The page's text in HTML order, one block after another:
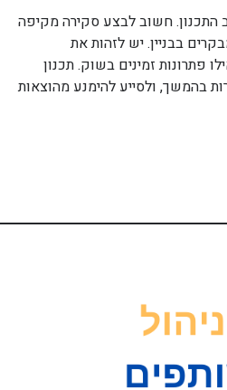
חשוב לבצע סקירה מקיפה
בבניין. יש לזהות את
פתרונות זמינים בשוק. תכנון
בהמשך, ולסייע להימנע מהוצאות